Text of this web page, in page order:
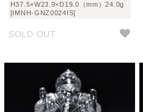
H37.5×W23.9×D19.0（mm）24.0g
[IMNH-GNZ0024IS]
SOLD OUT